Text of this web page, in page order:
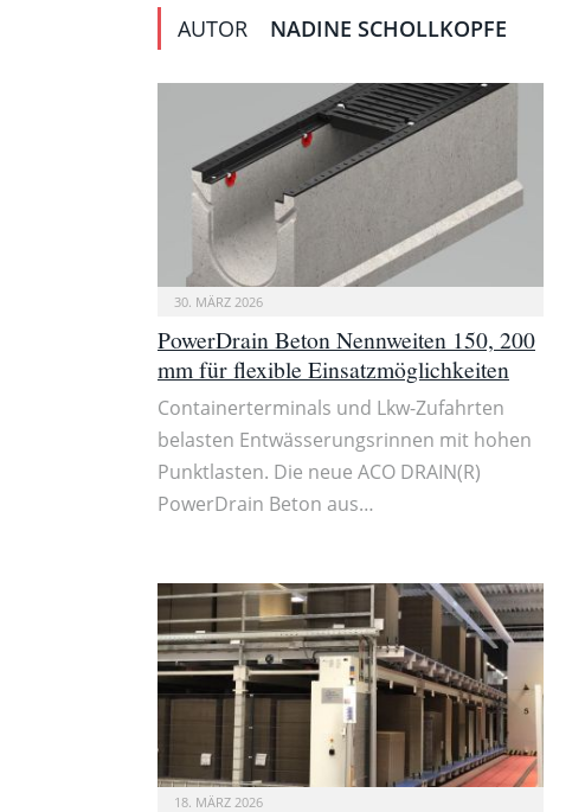
AUTOR NADINE SCHOLLKOPFE
30. MÄRZ 2026
PowerDrain Beton Nennweiten 150, 200
mm für flexible Einsatzmöglichkeiten
Containerterminals und Lkw-Zufahrten
belasten Entwässerungsrinnen mit hohen
Punktlasten. Die neue ACO DRAIN(R)
PowerDrain Beton aus…
18. MÄRZ 2026